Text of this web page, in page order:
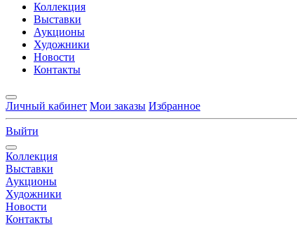
Коллекция
Выставки
Аукционы
Художники
Новости
Контакты
Личный кабинет Мои заказы Избранное
Выйти
Коллекция
Выставки
Аукционы
Художники
Новости
Контакты